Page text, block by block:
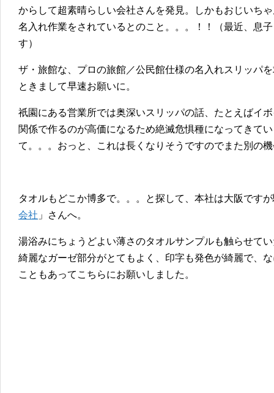
からして超素晴らしい会社さんを発見。しかもおじいち
名入れ作業をされているとのこと。。。！！（最近、息
す）
ザ・旅館な、プロの旅館／公民館仕様の名入れスリッパ
ときまして早速お願いに。
祇園にある営業所では奥深いスリッパの話、たとえばイ
関係で作るのが高価になるため絶滅危惧種になってきて
て。。。おっと、これは長くなりそうですのでまた別の
タオルもどこか博多で。。。と探して、本社は大阪です
会社 」さんへ。
湯浴みにちょうどよい薄さのタオルサンプルも触らせて
綺麗なガーゼ部分がとてもよく、印字も発色が綺麗で、
こともあってこちらにお願いしました。